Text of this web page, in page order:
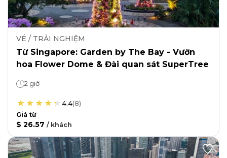
VÉ / TRẢI NGHIỆM
Từ Singapore: Garden by The Bay - Vườn
hoa Flower Dome & Đài quan sát SuperTree
2 giờ
4.4(8)
Giá từ
$ 26.57 / khách